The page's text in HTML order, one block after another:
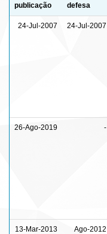
publicação
defesa
24-Jul-2007 24-Jul-2007
26-Ago-2019 -
13-Mar-2013 Ago-2012